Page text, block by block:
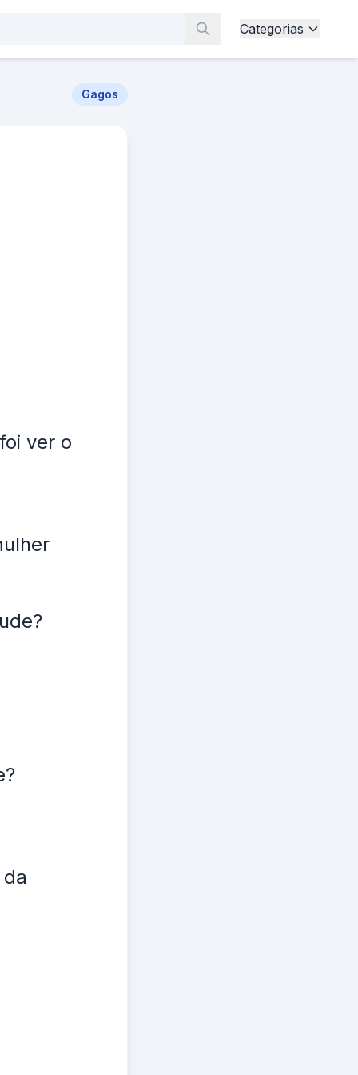
Categorias
Gagos
ver o